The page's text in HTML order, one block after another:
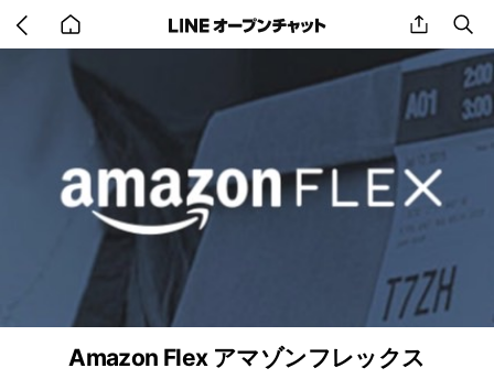
back
to
share
Amazon Flex アマゾンフレックス